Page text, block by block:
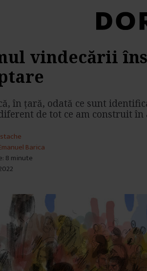
vindecării
în țară, odată ce sunt
de tot ce am construit în
Barica
8 minute